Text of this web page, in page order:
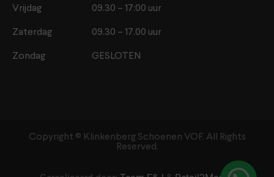
Vrijdag 09.30 – 17:00 uur
Zaterdag 09.30 – 17.00 uur
Zondag GESLOTEN
Copyright ©️ Klinkenberg Schoenen VOF. All Rights
Reserved.